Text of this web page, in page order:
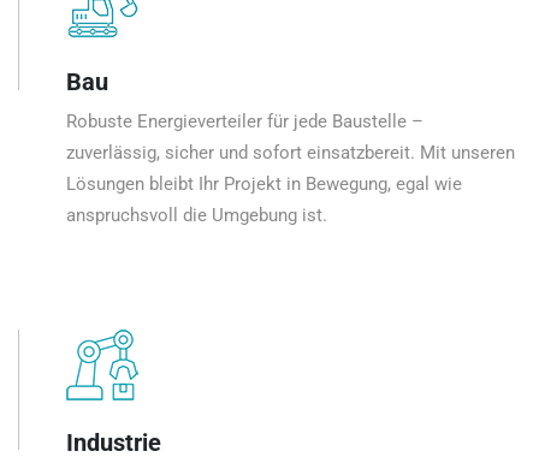
Bau
Robuste Energieverteiler für jede Baustelle –
zuverlässig, sicher und sofort einsatzbereit. Mit unseren
Lösungen bleibt Ihr Projekt in Bewegung, egal wie
anspruchsvoll die Umgebung ist.
Industrie